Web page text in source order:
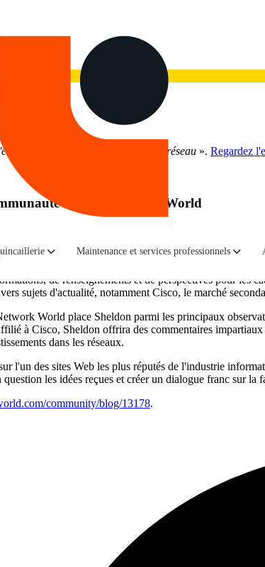
Maintenance et services professionnels
pour l'IA à la réalité du réseau ». Regardez
du blog Network World
de renseignements et de perspectives pour les
sujets d'actualité, notamment Cisco, le marché
World place Sheldon parmi les principaux
à Cisco, Sheldon offrira des commentaires
dans les réseaux.
l'un des sites Web les plus réputés de l'industrie
les idées reçues et créer un dialogue franc sur
community/blog/13178.